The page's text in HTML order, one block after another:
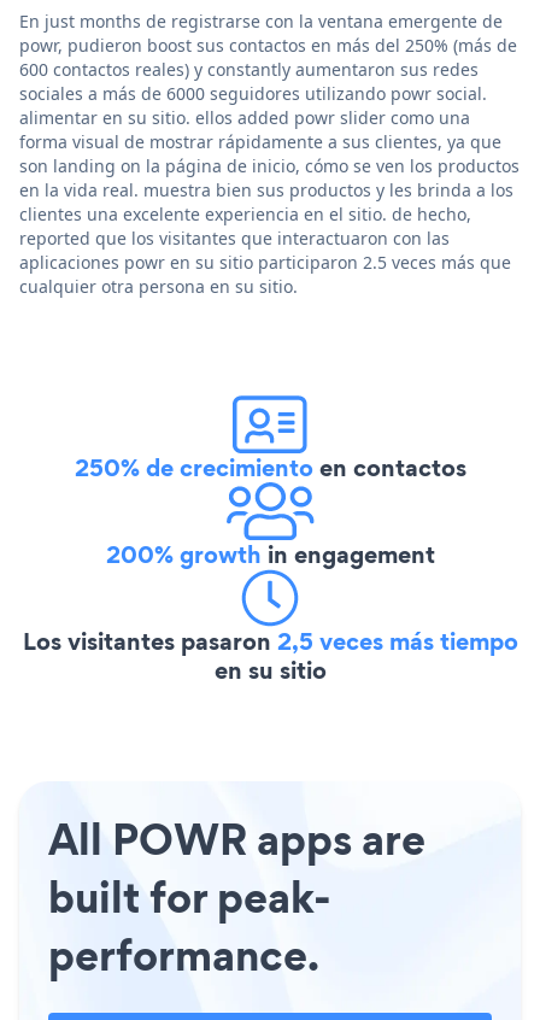
En just months de registrarse con la ventana emergente de
powr, pudieron boost sus contactos en más del 250% (más de
600 contactos reales) y constantly aumentaron sus redes
sociales a más de 6000 seguidores utilizando powr social.
alimentar en su sitio. ellos added powr slider como una
forma visual de mostrar rápidamente a sus clientes, ya que
son landing on la página de inicio, cómo se ven los productos
en la vida real. muestra bien sus productos y les brinda a los
clientes una excelente experiencia en el sitio. de hecho,
reported que los visitantes que interactuaron con las
aplicaciones powr en su sitio participaron 2.5 veces más que
cualquier otra persona en su sitio.
250% de crecimientoen contactos
200% growth in engagement
Los visitantes pasaron 2,5 veces más tiempo
en su sitio
All POWR apps are
built for peak-
performance.